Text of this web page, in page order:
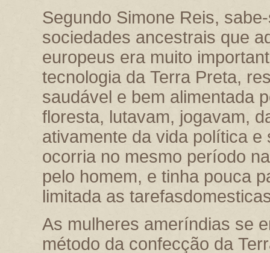
Segundo Simone Reis,
sociedades ancestrais que
europeus era muito
tecnologia da Terra Preta,
saudável e bem alimentada
floresta, lutavam, jogavam,
ativamente da vida política
ocorria no mesmo período
pelo homem, e tinha pouca
limitada as
As mulheres ameríndias se
método da confecção da